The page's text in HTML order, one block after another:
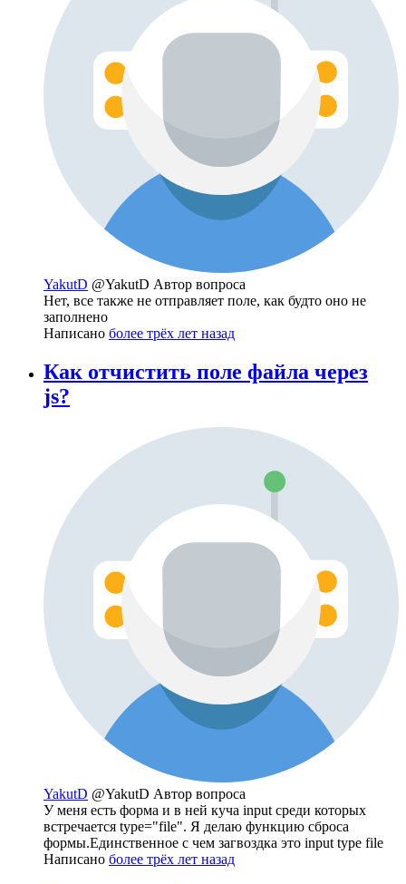
YakutD @YakutD Автор вопроса
Нет, все также не отправляет поле, как будто оно не
заполнено
Написано более трёх лет назад
Как отчистить поле файла через
js?
YakutD @YakutD Автор вопроса
У меня есть форма и в ней куча input среди которых
встречается type="file". Я делаю функцию сброса
формы.Единственное с чем загвоздка это input type file
Написано более трёх лет назад